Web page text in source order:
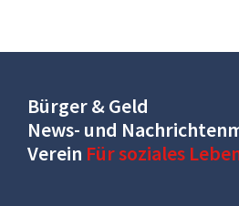
Bürger & Geld
News- und
Verein Für soziales